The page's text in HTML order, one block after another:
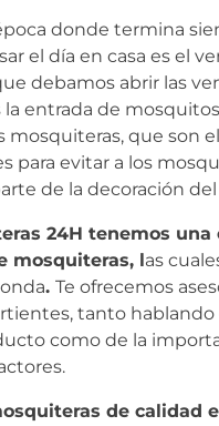
donde termina
el día en casa es el
debamos abrir las
entrada de
mosquiteras, que son
para evitar a los
de la decoración
24H tenemos una
mosquiteras, las
. Te ofrecemos
tanto
como de la
de calidad